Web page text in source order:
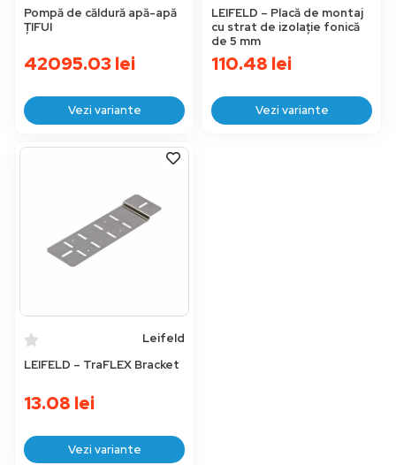
Pompă de căldură apă-apă
ȚIFUI
42095.03lei
Vezi variante
LEIFELD – Placă de montaj
cu strat de izolație fonică
de 5 mm
110.48 lei
Vezi variante
Leifeld
LEIFELD – TraFLEX Bracket
13.08 lei
Vezi variante